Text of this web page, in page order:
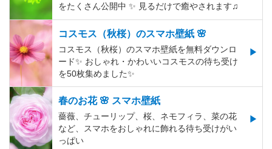
をたくさん公開中 ✨ 見るだけで癒やされます♫
コスモス（秋桜）のスマホ壁紙 🌸
コスモス（秋桜）のスマホ壁紙を無料ダウンロ
ード✨️ おしゃれ・かわいいコスモスの待ち受け
を50枚集めました✨️
春のお花 🌸 スマホ壁紙
薔薇、チューリップ、桜、ネモフィラ、菜の花
など、スマホをおしゃれに飾れる待ち受けがい
っぱい